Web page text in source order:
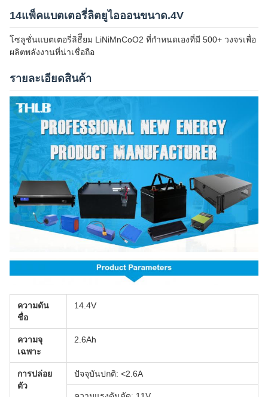
14แพ็คแบตเตอรี่ลิตยูไอออนขนาด.4V
โซลูชั่นแบตเตอรี่ลิธีียม LiNiMnCoO2 ที่กําหนดเองที่มี 500+ วงจรเพื่อ
ผลิตพลังงานที่น่าเชื่อถือ
รายละเอียดสินค้า
ความดัน
ชื่อ
14.4V
ความจุ
เฉพาะ
2.6Ah
การปล่อย
ตัว
ปัจจุบันปกติ: <2.6A